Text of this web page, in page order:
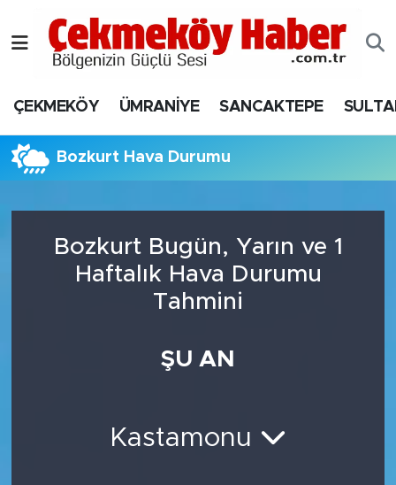
ÇEKMEKÖY ÜMRANİYE SANCAKTEPE
Bozkurt Hava Durumu
Bozkurt Bugün, Yarın ve 1
Haftalık Hava Durumu
Tahmini
ŞU AN
Kastamonu
Nöbetçi Eczaneler
Hava Durumu
Namaz Vakitleri
Süper Lig Puan Durumu ve Fikstür
Tüm Manşetler